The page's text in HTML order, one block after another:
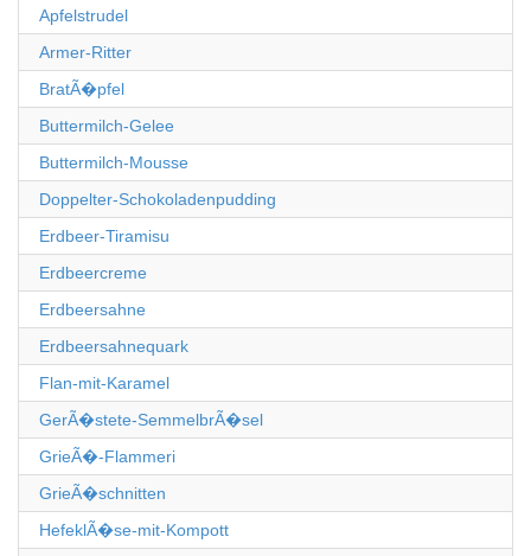
Apfelstrudel
Armer-Ritter
BratÃ�pfel
Buttermilch-Gelee
Buttermilch-Mousse
Doppelter-Schokoladenpudding
Erdbeer-Tiramisu
Erdbeercreme
Erdbeersahne
Erdbeersahnequark
Flan-mit-Karamel
GerÃ�stete-SemmelbrÃ�sel
GrieÃ�-Flammeri
GrieÃ�schnitten
HefeklÃ�se-mit-Kompott